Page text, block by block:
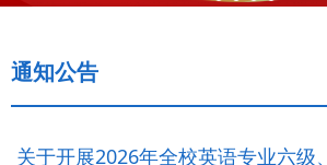
通知公告
关于开展2026年全校英语专业六级